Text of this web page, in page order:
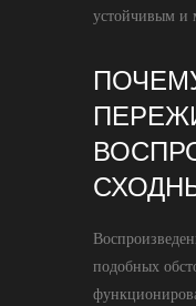
устойчивым и
подобных